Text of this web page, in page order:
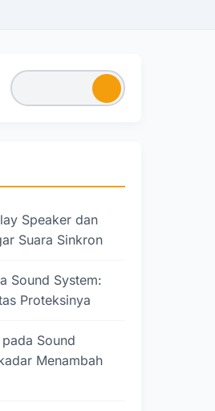
Speaker dan
Suara Sinkron
Sound System:
Proteksinya
Sound
Menambah